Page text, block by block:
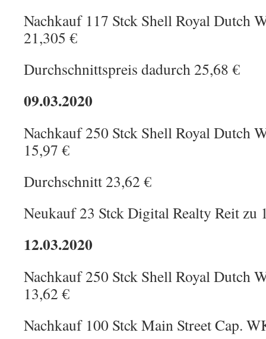
Nachkauf 117 Stck Shell Royal
21,305 €
Durchschnittspreis dadurch 25,68 €
09.03.2020
Nachkauf 250 Stck Shell Royal Dutch
15,97 €
Durchschnitt 23,62 €
Neukauf 23 Stck Digital Realty Reit zu
12.03.2020
Nachkauf 250 Stck Shell Royal Dutch
13,62 €
Nachkauf 100 Stck Main Street Cap.